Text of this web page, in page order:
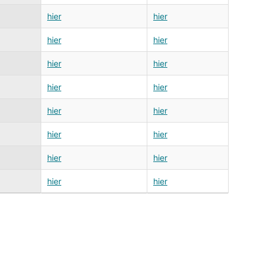
hier hier
hier hier
hier hier
hier hier
hier hier
hier hier
hier hier
hier hier